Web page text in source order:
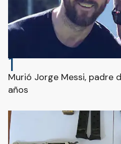
1
Murió Jorge Messi, padre
años